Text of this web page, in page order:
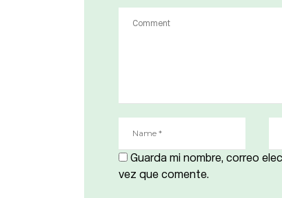
Guarda mi nombre, correo
vez que comente.